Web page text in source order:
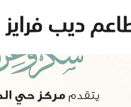
ديب فرايز